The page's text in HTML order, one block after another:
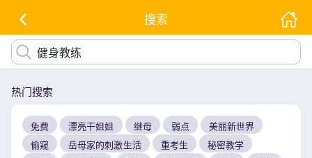
搜索
热门搜索
免费 漂亮干姐姐 继母 弱点
美丽新世界
偷窥
岳母家的刺激生活 重考生
秘密教学